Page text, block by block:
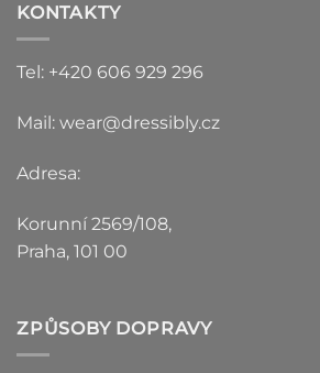
KONTAKTY
Tel: +420 606 929 296
Mail: wear@dressibly.cz
Adresa:
Korunní 2569/108,
Praha, 101 00
ZPŮSOBY DOPRAVY